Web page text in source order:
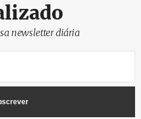
newsletter diária